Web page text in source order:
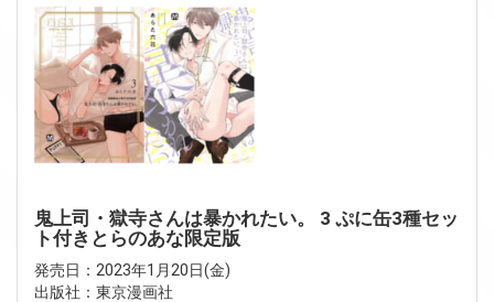
鬼上司・獄寺さんは暴かれたい。 3 ぷに缶3種セッ
ト付きとらのあな限定版
発売日：2023年1月20日(金)
出版社：東京漫画社